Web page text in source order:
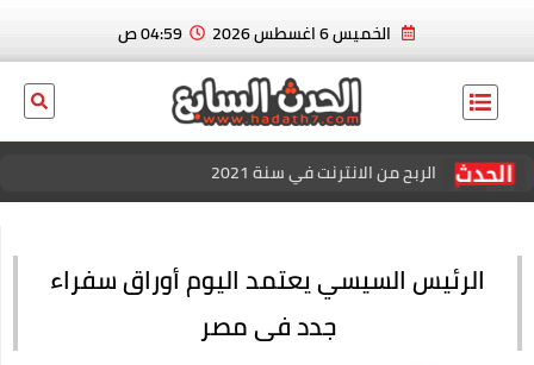
الخميس 6 اغسطس 2026
الربح من الانترنت في سنة 2021
إسلامه رسميا
الرئيس السيسي يعتمد اليوم أوراق سفراء
جدد فى مصر